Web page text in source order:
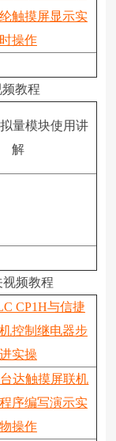
触摸屏显示实
时操作
教程
量模块使用讲
解
频教程
CP1H与信捷
控制继电器步
进实操
达触摸屏联机
序编写演示实
物操作